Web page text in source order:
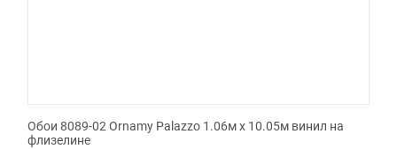
Обои 8089-02 Ornamy Palazzo 1.06м x 10.05м винил на
флизелине